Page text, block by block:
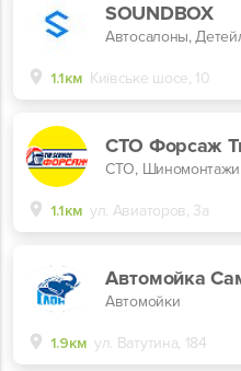
SOUNDBOX
Автосалоны,
1.1км Київське шосе, 10
СТО Форсаж
СТО, Шиномонтажи
1.1км ул. Авиаторов, 3а
Автомойка
Автомойки
1.9км ул. Ватутина, 184